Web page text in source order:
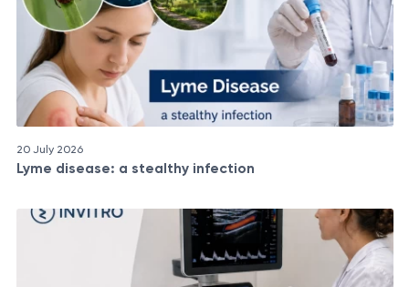
20 July 2026
Lyme disease: a stealthy infection